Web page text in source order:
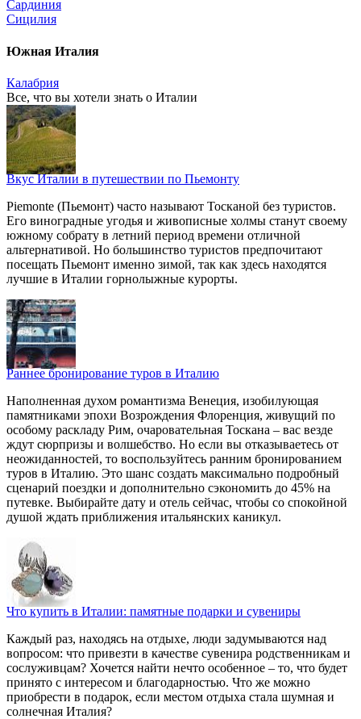
Сардиния
Сицилия
Южная Италия
Калабрия
Все, что вы хотели знать o Италии
Вкус Италии в путешествии по Пьемонту
Piemonte (Пьемонт) часто называют Тосканой без туристов.
Его виноградные угодья и живописные холмы станут своему
южному собрату в летний период времени отличной
альтернативой. Но большинство туристов предпочитают
посещать Пьемонт именно зимой, так как здесь находятся
лучшие в Италии горнолыжные курорты.
Раннее бронирование туров в Италию
Наполненная духом романтизма Венеция, изобилующая
памятниками эпохи Возрождения Флоренция, живущий по
особому раскладу Рим, очаровательная Тоскана – вас везде
ждут сюрпризы и волшебство. Но если вы отказываетесь от
неожиданностей, то воспользуйтесь ранним бронированием
туров в Италию. Это шанс создать максимально подробный
сценарий поездки и дополнительно сэкономить до 45% на
путевке. Выбирайте дату и отель сейчас, чтобы со спокойной
душой ждать приближения итальянских каникул.
Что купить в Италии: памятные подарки и сувениры
Каждый раз, находясь на отдыхе, люди задумываются над
вопросом: что привезти в качестве сувенира родственникам и
сослуживцам? Хочется найти нечто особенное – то, что будет
принято с интересом и благодарностью. Что же можно
приобрести в подарок, если местом отдыха стала шумная и
солнечная Италия?